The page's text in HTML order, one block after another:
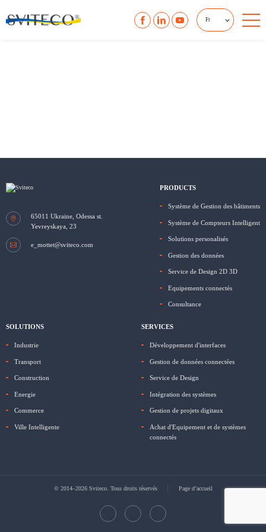
Fr
65011 Ukraine, Odessa st.
Yevreyskaya, 23
e_mottet@sviteco.com
PRODUCTS
Système de Gestion des bâtiments
Système de Compteurs Intelligent
Solutions personalisés
Gestion des données
Service de Design 2D 3D
Equipements connectés
Consultance
SOLUTIONS
Industrie
Transport
Construction
Energie
Commerce
Ville Intelligente
SERVICES
Développement d'interfaces
Gestion de données connectées
Service de Design
Intégration des systèmes
Gestion de projets digitaux
Achat d'Equipement et de systèmes
connectés
© 2014–2026 Sviteco. Tous droits réservés Page d’accueil